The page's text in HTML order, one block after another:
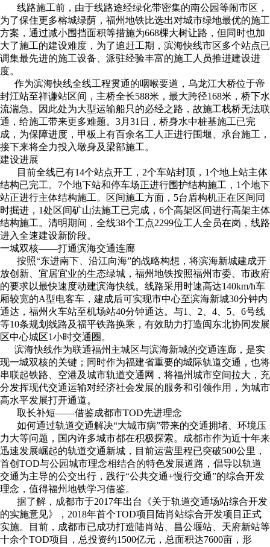
线路施工前，由于线路途经绿化带密集的南公园等闹市区，
为了保住更多榕城绿荫，福州地铁比选出对城市绿地最优的施工
方案，通过减小围挡面积等措施为668棵大树让路，但同时也加
大了施工的建设难度，为了追赶工期，滨海快线市区多个站点已
调集最先进的施工设备、派驻经验丰富的施工人员推进建设进
度。
作为滨海快线全线工程贯通的咽喉要道，乌龙江大桥位于帝
封江站至祥谦站区间，主桥全长588米，最大跨径168米，桥下水
流湍急。因此处为大型运输船只的必经之路，故施工栈桥无法联
通，给施工带来更多难题。3月31日，桥身水中桩基施工已完
成，为保障进度，甲板上有百余名工人正进行围堰、承台施工，
接下来将全力投入墩身及梁部施工。
建设进展
目前全线已有14个站点开工，2个车站封顶，1个地上站主体
结构已完工。7个地下站和停车场正进行围护结构施工，1个地下
站正进行主体结构施工。区间施工方面，5台盾构机正在区间同
时掘进，1处区间矿山法施工已完成，6个高架区间进行高架主体
结构施工。清明期间，全线38个工点2299位工人全员在岗，线路
进入全速建设新阶段。
一城双核——打通滨海交通连廊
按照“东进南下、沿江向海”的战略构想，将滨海新城建成开
放创新、宜居宜业的生态绿城，福州地铁按照福州市委、市政府
的要求以最快速度动建滨海快线。线路采用时速高达140km/h车
厢较宽的A型电客车，建成后可实现市中心至滨海新城30分钟内
通达，福州火车站至机场站40分钟通达。与1、2、4、5、6号线
等10条规划线路及福平铁路换乘，有效助力打造闽东北协同发展
区中心城区1小时交通圈。
滨海快线作为联通福州主城区与滨海新城的交通连廊，是实
现一城双核的关键；同时作为福建省重要的城际轨道交通，也将
串联起铁路、空港及城市轨道交通网，将福州城市空间拉大，充
分发挥现代交通运输对经济社会发展的服务和引领作用，为城市
高水平发展打开通道。
取长补短——借鉴成都市TOD先进理念
如何通过轨道交通解决“大城市病”带来的交通拥堵、环境压
力大等问题，国内许多城市都在积极探索。成都市作为近十年来
迅速发展崛起的轨道交通新城，目前运营里程已突破500公里，
首创TOD与公园城市理念相结合的特色发展道路，倡导以轨道
交通为主导的公交出行，践行“公共交通+慢行交通”的综合开发
理念，值得福州地铁学习借鉴。
据了解，成都市于2017年出台《关于轨道交通场站综合开发
的实施意见》，2018年首个TOD项目陆肖站综合开发项目正式
实施。目前，成都市已成功打造陆肖站、昌公堰站、天府新站等
十余个TOD项目，总投资约1500亿元，总面积达7600亩，形